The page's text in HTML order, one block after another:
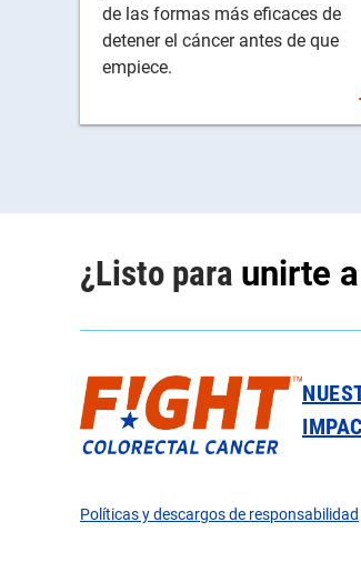
de las formas más eficaces de
detener el cáncer antes de que
empiece.
¿Listo para unirte
Políticas y descargos de responsabilidad